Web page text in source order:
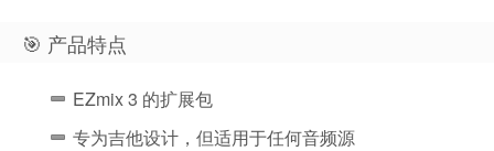
🎯 产品特点
EZmix 3 的扩展包
专为吉他设计，但适用于任何音频源